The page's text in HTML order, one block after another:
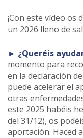
¡Con este vídeo os
un 2026 lleno de
► ¿Queréis
momento para
en la declaración
puede acelerar el
otras
este 2025 habéis
del 31/12), os
aportación. Haced